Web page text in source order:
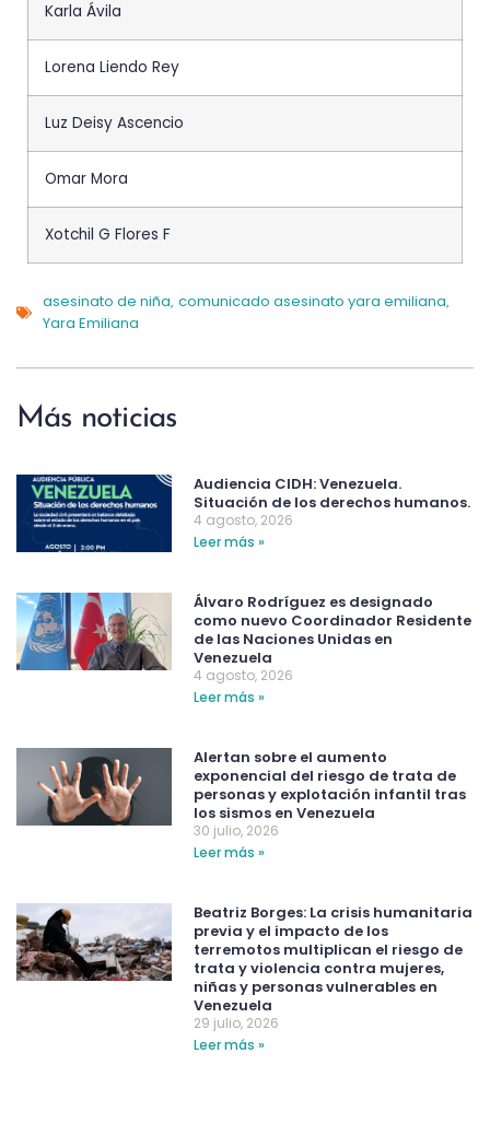
Karla Ávila
Lorena Liendo Rey
Luz Deisy Ascencio
Omar Mora
Xotchil G Flores F
asesinato de niña, comunicado asesinato yara emiliana,
Yara Emiliana
Más noticias
Audiencia CIDH: Venezuela.
Situación de los derechos humanos.
4 agosto, 2026
Leer más »
Álvaro Rodríguez es designado
como nuevo Coordinador Residente
de las Naciones Unidas en
Venezuela
4 agosto, 2026
Leer más »
Alertan sobre el aumento
exponencial del riesgo de trata de
personas y explotación infantil tras
los sismos en Venezuela
30 julio, 2026
Leer más »
Beatriz Borges: La crisis humanitaria
previa y el impacto de los
terremotos multiplican el riesgo de
trata y violencia contra mujeres,
niñas y personas vulnerables en
Venezuela
29 julio, 2026
Leer más »